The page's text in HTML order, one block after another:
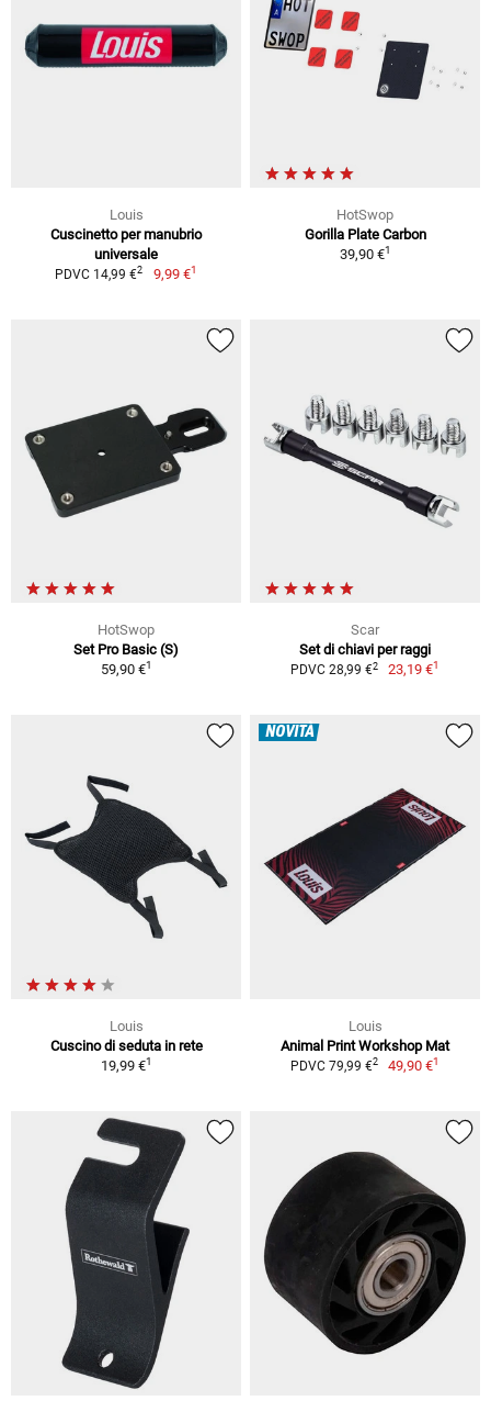
Louis
Cuscinetto per manubrio
universale
PDVC 14,99 €2 9,99 €1
HotSwop
Gorilla Plate Carbon
39,90 €1
HotSwop
Set Pro Basic (S)
59,90 €1
Scar
Set di chiavi per raggi
PDVC 28,99 €2 23,19 €1
Louis
Cuscino di seduta in rete
19,99 €1
NOVITÀ
Louis
Animal Print Workshop Mat
PDVC 79,99 €2 49,90 €1